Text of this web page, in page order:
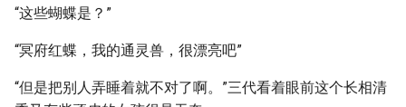
“这些蝴蝶是？”
“冥府红蝶，我的通灵兽，很漂亮吧”
“但是把别人弄睡着就不对了啊。”三代看着眼前这个长相清